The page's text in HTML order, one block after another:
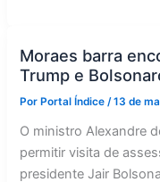
cair
em
concursos
Moraes barra
Trump e
PorPortal Índice /13 de
O ministro Alexandre
permitir visita de
presidente Jair